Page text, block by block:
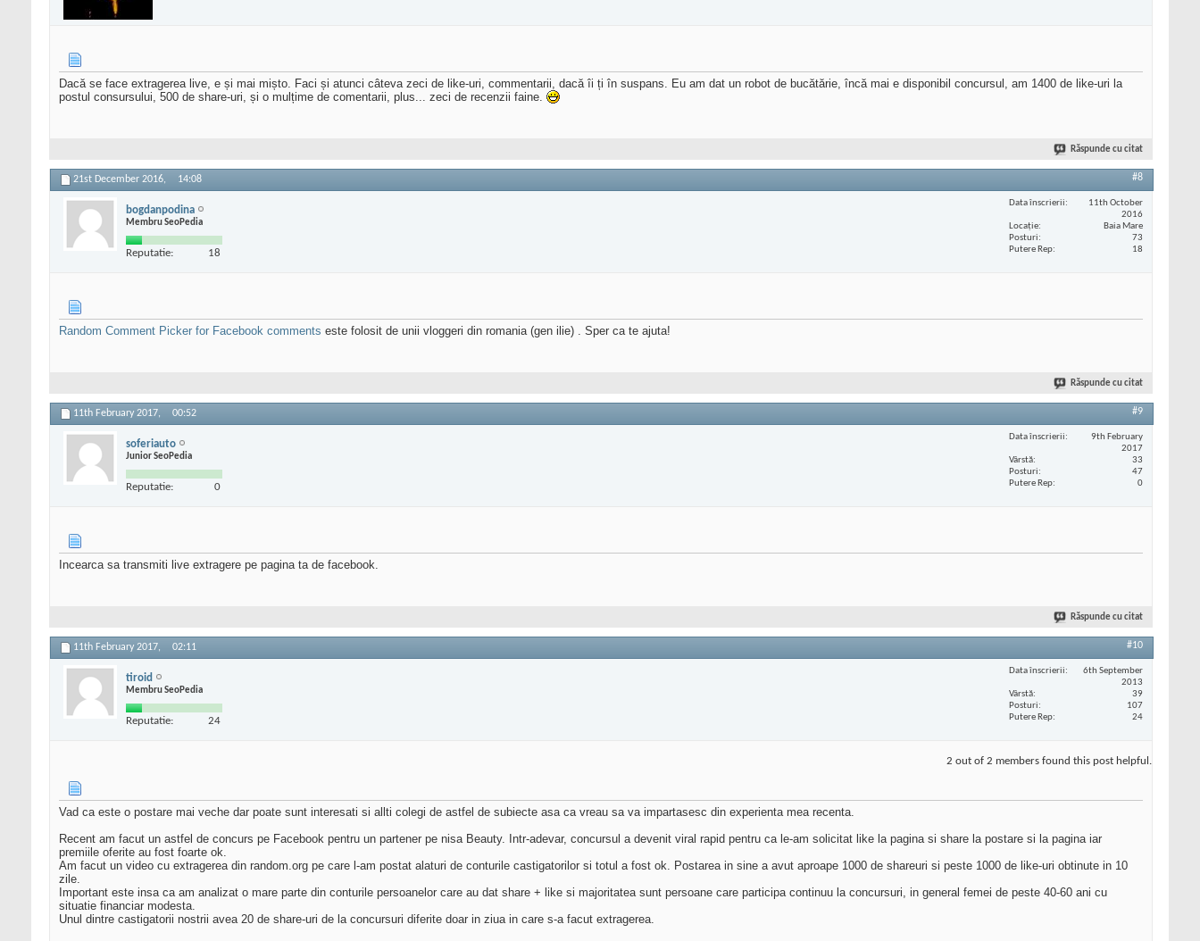
Dacă se face extragerea live, e și mai mișto. Faci și atunci câteva zeci de like-uri, commentarii, dacă îi ți în suspans. Eu am dat un robot de bucătărie, încă mai e disponibil concursul, am 1400 de like-uri la
postul consursului, 500 de share-uri, și o mulțime de comentarii, plus... zeci de recenzii faine.
Răspunde cu citat
21st December 2016, 14:08 #8
bogdanpodina
Membru SeoPedia
Reputatie: 18
Data înscrierii
11th October
2016
Locaţie
Baia Mare
Posturi
73
Putere Rep
18
Random Comment Picker for Facebook comments este folosit de unii vloggeri din romania (gen ilie) . Sper ca te ajuta!
Răspunde cu citat
11th February 2017, 00:52 #9
soferiauto
Junior SeoPedia
Reputatie: 0
Data înscrierii
9th February
2017
Vârstă
33
Posturi
47
Putere Rep
0
Incearca sa transmiti live extragere pe pagina ta de facebook.
Răspunde cu citat
11th February 2017, 02:11 #10
tiroid
Membru SeoPedia
Reputatie: 24
Data înscrierii
6th September
2013
Vârstă
39
Posturi
107
Putere Rep
24
2 out of 2 members found this post helpful.
Vad ca este o postare mai veche dar poate sunt interesati si allti colegi de astfel de subiecte asa ca vreau sa va impartasesc din experienta mea recenta.
Recent am facut un astfel de concurs pe Facebook pentru un partener pe nisa Beauty. Intr-adevar, concursul a devenit viral rapid pentru ca le-am solicitat like la pagina si share la postare si la pagina iar
premiile oferite au fost foarte ok.
Am facut un video cu extragerea din random.org pe care l-am postat alaturi de conturile castigatorilor si totul a fost ok. Postarea in sine a avut aproape 1000 de shareuri si peste 1000 de like-uri obtinute in 10
zile.
Important este insa ca am analizat o mare parte din conturile persoanelor care au dat share + like si majoritatea sunt persoane care participa continuu la concursuri, in general femei de peste 40-60 ani cu
situatie financiar modesta.
Unul dintre castigatorii nostrii avea 20 de share-uri de la concursuri diferite doar in ziua in care s-a facut extragerea.